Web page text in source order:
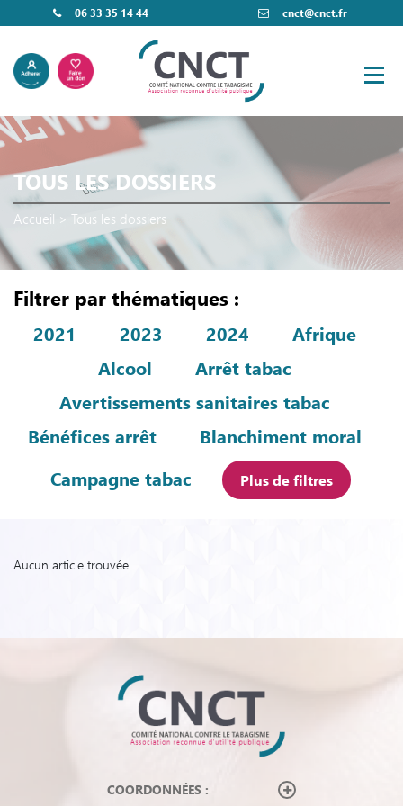
06 33 35 14 44 cnct@cnct.fr
TOUS LES DOSSIERS
Accueil > Tous les dossiers
Filtrer par thématiques :
2021 2023 2024
Afrique
Alcool
Arrêt tabac
Avertissements sanitaires tabac
Bénéfices arrêt
Blanchiment moral
Campagne tabac
Plus de filtres
Aucun article trouvée.
COORDONNÉES :